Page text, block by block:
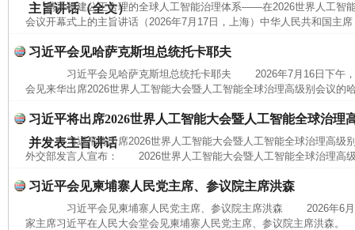
主旨讲话（全文）
携手构建公正合理的全球人工智能治理体系——在2026世界人工智
会议开幕式上的主旨讲话（2026年7月17日，上海）中华人民共和国主
习近平会见哈萨克斯坦总统托卡耶夫
习近平会见哈萨克斯坦总统托卡耶夫 2026年7月16日下午，
会见来华出席2026世界人工智能大会暨人工智能全球治理高级别会议的
习近平将出席2026世界人工智能大会暨人工智能全球治理
并发表主旨讲话
习近平将出席2026世界人工智能大会暨人工智能全球治理高
外交部发言人宣布： 2026世界人工智能大会暨人工智能全球治理高
习近平会见柬埔寨人民党主席、参议院主席洪森
习近平会见柬埔寨人民党主席、参议院主席洪森 2026年6月
家主席习近平在人民大会堂会见柬埔寨人民党主席、参议院主席洪森